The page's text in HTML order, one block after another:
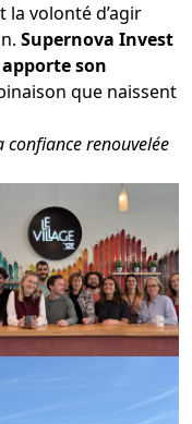
volonté d’agir
Supernova Invest
son
que naissent
confiance renouvelée